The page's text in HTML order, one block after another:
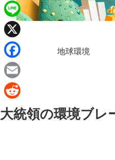
地球環境
大統領の環境ブレ
L
n
e
X
F
a
c
e
E
a
R